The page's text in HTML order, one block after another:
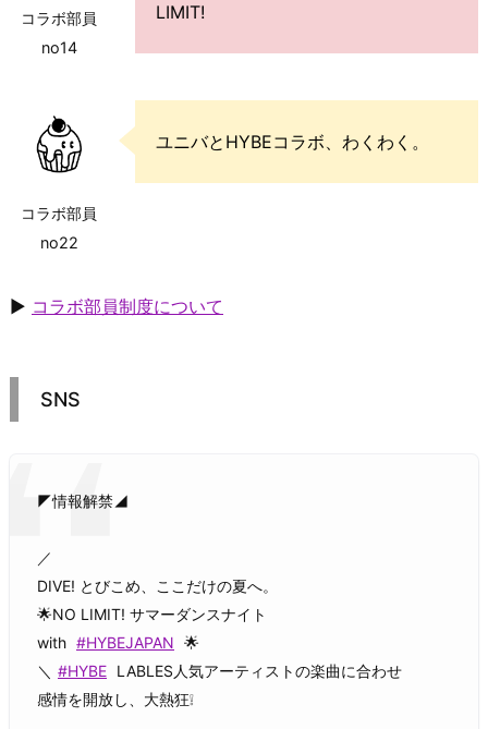
コラボ部員
no14
LIMIT!
コラボ部員
no22
ユニバとHYBEコラボ、わくわく。
▶ コラボ部員制度について
SNS
◤情報解禁◢
／
DIVE! とびこめ、ここだけの夏へ。
🌟NO LIMIT! サマーダンスナイト
with #HYBEJAPAN 🌟
＼ #HYBE LABLES人気アーティストの楽曲に合わせ
感情を開放し、大熱狂❕